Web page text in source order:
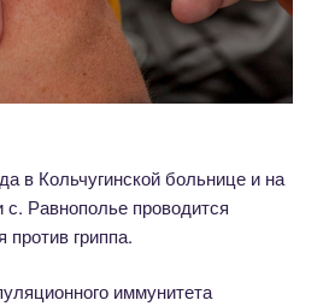
в Кольчугинской больнице и на
Равнополье проводится
против гриппа.
иммунитета